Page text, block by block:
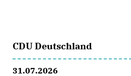
CDU Deutschland
31.07.2026